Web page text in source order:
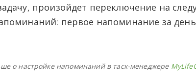
произойдет переключение на
первое напоминание за
о наcтройке напоминаний в таск-менеджере